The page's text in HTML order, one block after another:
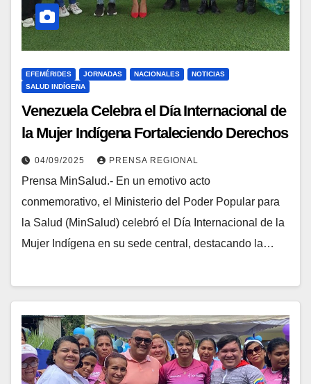
EFEMÉRIDES JORNADAS NACIONALES
NOTICIAS
SALUD INDÍGENA
Venezuela Celebra el Día Internacional de
la Mujer Indígena Fortaleciendo Derechos
y Salud Transgeneracional
04/09/2025 PRENSA REGIONAL
Prensa MinSalud.- En un emotivo acto
conmemorativo, el Ministerio del Poder Popular para
la Salud (MinSalud) celebró el Día Internacional de la
Mujer Indígena en su sede central, destacando la…